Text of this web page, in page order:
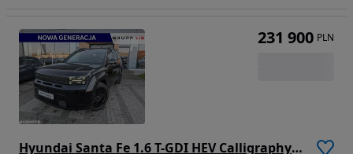
Hyundai Santa Fe 1.6 T-GDI HEV Calligraphy 4WD 6os
231 900 PLN